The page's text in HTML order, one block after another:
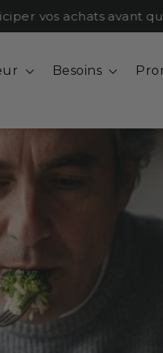
vos achats avant qu'il
Besoins